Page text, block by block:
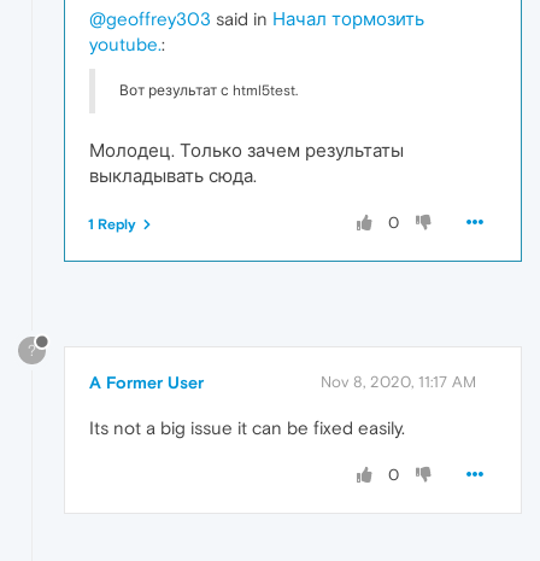
@geoffrey303 said in Начал тормозить
youtube.:
Вот результат с html5test.
Молодец. Только зачем результаты
выкладывать сюда.
0
1 Reply
?
A Former User Nov 8, 2020, 11:17 AM
Its not a big issue it can be fixed easily.
0